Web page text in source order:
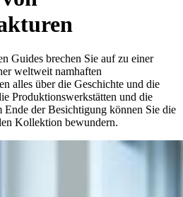
Guides brechen Sie auf zu einer
weltweit namhaften
alles über die Geschichte und die
Produktionswerkstätten und die
der Besichtigung können Sie die
Kollektion bewundern.